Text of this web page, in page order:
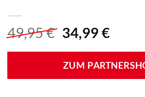
49,95€
Preis
war:
49,95 €
34,99 €
ist:
34,99
ZUM